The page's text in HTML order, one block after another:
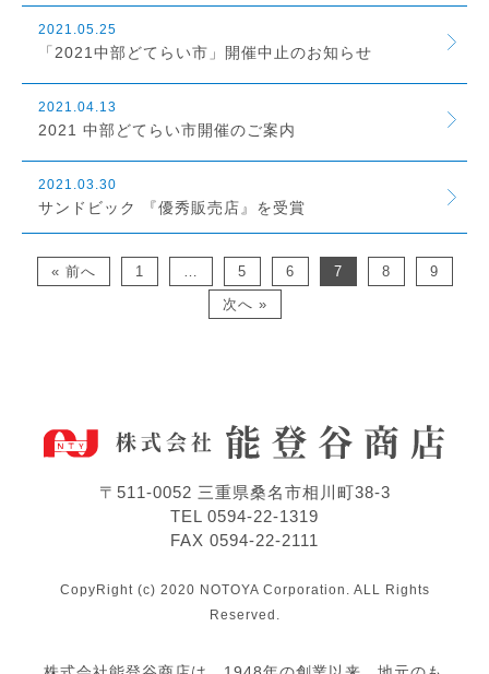
2021.05.25
「2021中部どてらい市」開催中止のお知らせ
2021.04.13
2021 中部どてらい市開催のご案内
2021.03.30
サンドビック 『優秀販売店』を受賞
« 前へ 1 … 5 6 7 8
9
次へ »
〒511-0052 三重県桑名市相川町38-3
TEL 0594-22-1319
FAX 0594-22-2111
CopyRight (c) 2020 NOTOYA Corporation. ALL Rights
Reserved.